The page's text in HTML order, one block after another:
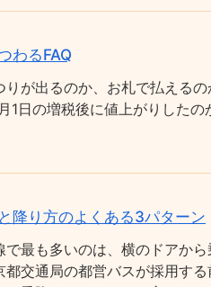
わるFAQ
りが出るのか、お札で払える
1日の増税後に値上がりした
降り方のよくある3パターン
で最も多いのは、横のドアか
都交通局の都営バスが採用す